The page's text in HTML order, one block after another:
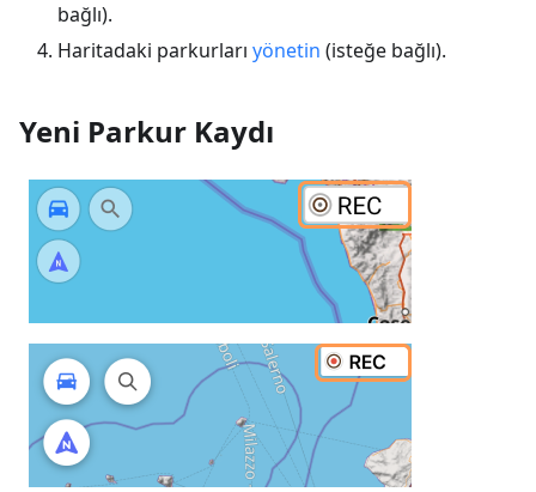
bağlı).
Haritadaki parkurları yönetin (isteğe bağlı).
Yeni Parkur Kaydı